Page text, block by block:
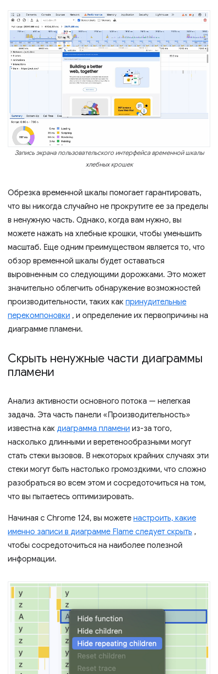
Запись экрана пользовательского интерфейса временной шкалы
хлебных крошек
Обрезка временной шкалы помогает гарантировать,
что вы никогда случайно не прокрутите ее за пределы
в ненужную часть. Однако, когда вам нужно, вы
можете нажать на хлебные крошки, чтобы уменьшить
масштаб. Еще одним преимуществом является то, что
обзор временной шкалы будет оставаться
выровненным со следующими дорожками. Это может
значительно облегчить обнаружение возможностей
производительности, таких как принудительные
перекомпоновки , и определение их первопричины на
диаграмме пламени.
Скрыть ненужные части диаграммы
пламени
Анализ активности основного потока — нелегкая
задача. Эта часть панели «Производительность»
известна как диаграмма пламени из-за того,
насколько длинными и веретенообразными могут
стать стеки вызовов. В некоторых крайних случаях эти
стеки могут быть настолько громоздкими, что сложно
разобраться во всем этом и сосредоточиться на том,
что вы пытаетесь оптимизировать.
Начиная с Chrome 124, вы можете настроить, какие
именно записи в диаграмме Flame следует скрыть ,
чтобы сосредоточиться на наиболее полезной
информации.